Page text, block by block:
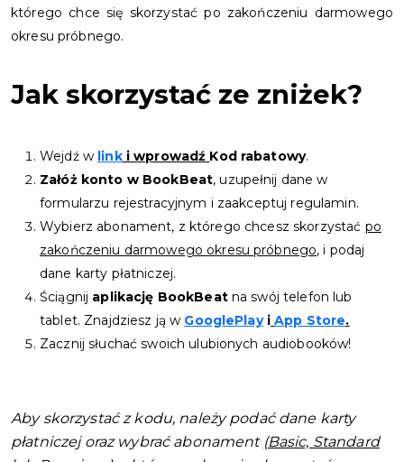
którego chce się skorzystać po zakończeniu darmowego
okresu próbnego.
Jak skorzystać ze zniżek?
Wejdź w linki wprowadź Kod rabatowy.
Załóż konto w BookBeat, uzupełnij dane w
formularzu rejestracyjnym i zaakceptuj regulamin.
Wybierz abonament, z którego chcesz skorzystać po
zakończeniu darmowego okresu próbnego, i podaj
dane karty płatniczej.
Ściągnij aplikację BookBeatna swój telefon lub
tablet. Znajdziesz ją w GooglePlayi App Store.
Zacznij słuchać swoich ulubionych audiobooków!
Aby skorzystać z kodu, należy podać dane karty
płatniczej oraz wybrać abonament (Basic, Standard